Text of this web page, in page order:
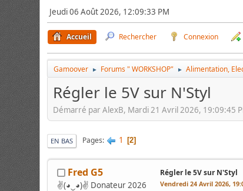
Jeudi 06 Août 2026, 12:09:33 PM
Accueil Rechercher Connexion
Gamoover ► Forums " WORKSHOP" ► Alimentation,
Régler le 5V sur N'Styl
Démarré par AlexB, Mardi 21 Avril 2026, 19:09:45
EN BAS Pages 1 2
Fred G5
✌(◕‿◕)✌ Donateur 2026
Régler le 5V sur N'Styl
Vendredi 24 Avril 2026,